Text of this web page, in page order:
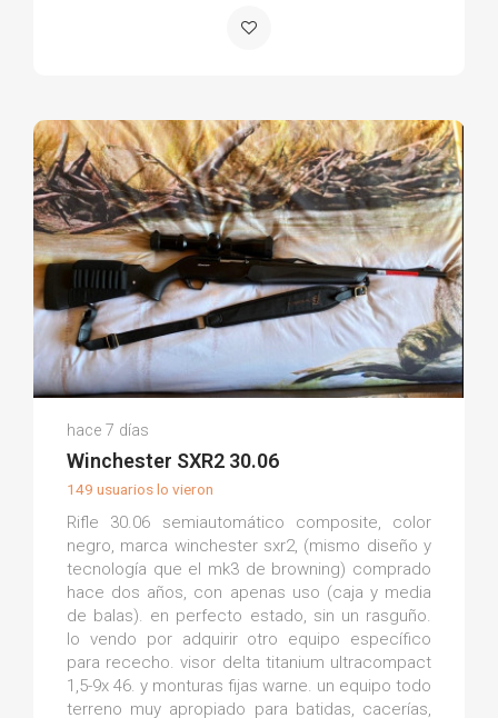
Mario B.
(0)
hace 7 días
Winchester SXR2 30.06
149 usuarios lo vieron
Rifle 30.06 semiautomático composite, color
negro, marca winchester sxr2, (mismo diseño y
tecnología que el mk3 de browning) comprado
hace dos años, con apenas uso (caja y media
de balas). en perfecto estado, sin un rasguño.
lo vendo por adquirir otro equipo específico
para rececho. visor delta titanium ultracompact
1,5-9x 46. y monturas fijas warne. un equipo todo
terreno muy apropiado para batidas, cacerías,